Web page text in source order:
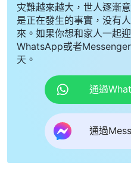
灾難越來越大，世人逐漸
是正在發生的事實，没有
來。如果你想和家人一起
WhatsApp或者
天。
通過
通過